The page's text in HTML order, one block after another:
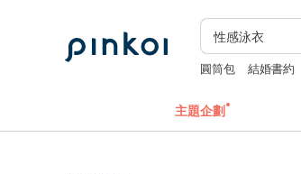
圓筒包 結婚書約
主題企劃